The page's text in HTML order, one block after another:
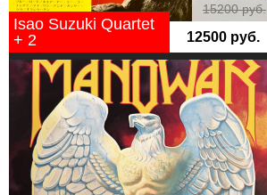
15200 руб.
Isao Suzuki Quartet
+ 2
12500 руб.